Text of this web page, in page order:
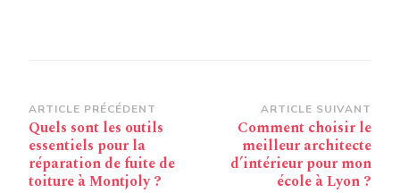
Navigation
d’article
ARTICLE PRÉCÉDENT
Quels sont les outils
essentiels pour la
réparation de fuite de
toiture à Montjoly ?
ARTICLE SUIVANT
Comment choisir le
meilleur architecte
d’intérieur pour mon
école à Lyon ?